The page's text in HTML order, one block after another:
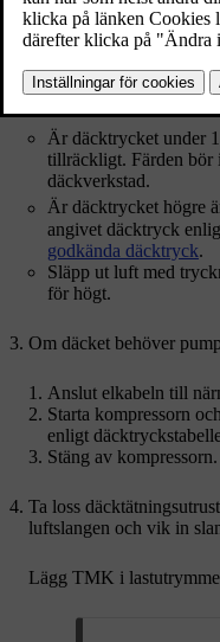
Ta fram luftslangen och
däckventilens gänga.
Läs av däcktrycket på
Är däcktrycket under
tillräckligt. Färden bör
däckverkstad.
Är däcktrycket högre
angivet däcktryck
godkända däcktryck.
Släpp ut luft med
för högt.
Om däcket behöver
Anslut elkabeln till
Starta kompressorn
enligt
Stäng av kompressorn.
Ta loss
luftslangen och vik in
Lägg TMK i